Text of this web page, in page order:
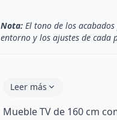
Nota: El tono de los
entorno y los ajustes de cada
Leer más
Mueble TV de 160 cm